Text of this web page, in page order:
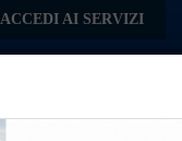
ACCEDI AI SERVIZI